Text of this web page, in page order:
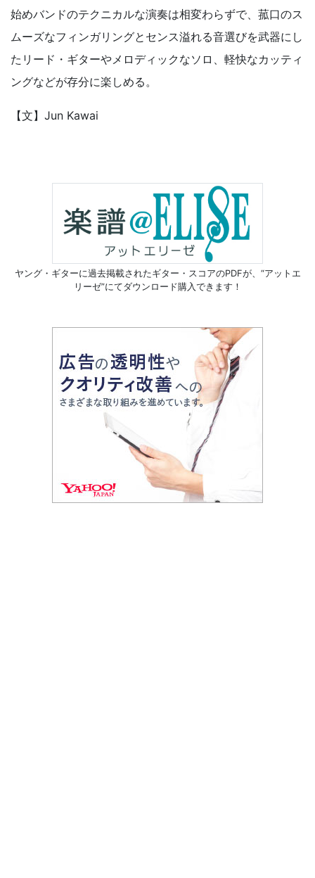
始めバンドのテクニカルな演奏は相変わらずで、菰口のス
ムーズなフィンガリングとセンス溢れる音選びを武器にし
たリード・ギターやメロディックなソロ、軽快なカッティ
ングなどが存分に楽しめる。
【文】Jun Kawai
ヤング・ギターに過去掲載されたギター・スコアのPDFが、 “アットエ
リーゼ”にてダウンロード購入できます！